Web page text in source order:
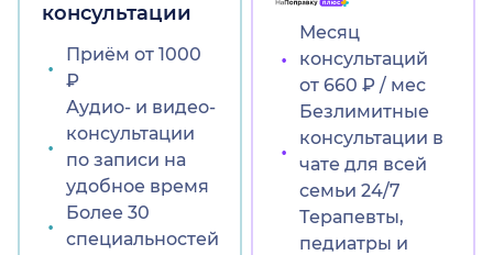
консультации
Приём от 1000
₽
Аудио- и видео-
консультации
по записи на
удобное время
Более 30
специальностей
Месяц
консультаций
от 660 ₽ / мес
Безлимитные
консультации в
чате для всей
семьи 24/7
Терапевты,
педиатры и